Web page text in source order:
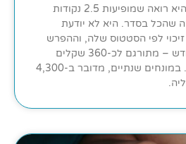
הראשונה אחרי שנים. היא רואה שמופיעות 2.5 נקודות
שהכל בסדר. היא לא יודעת
4 נקודות זיכוי לפי הסטטוס שלה, וההפרש
הזה – 1.5 נקודות לחודש – מתורגם לכ-360 שקלים
בחודש שהיא מפסידה. במונחים שנתיים, מדובר ב-4,300